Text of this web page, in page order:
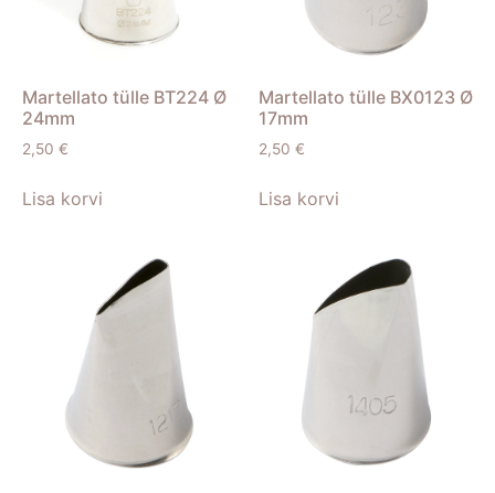
Martellato tülle BT224 Ø
24mm
2,50 €
Lisa korvi
Martellato tülle BX0123 Ø
17mm
2,50 €
Lisa korvi